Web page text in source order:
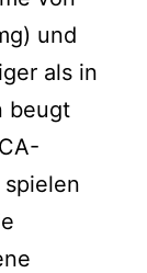
und
als in
beugt